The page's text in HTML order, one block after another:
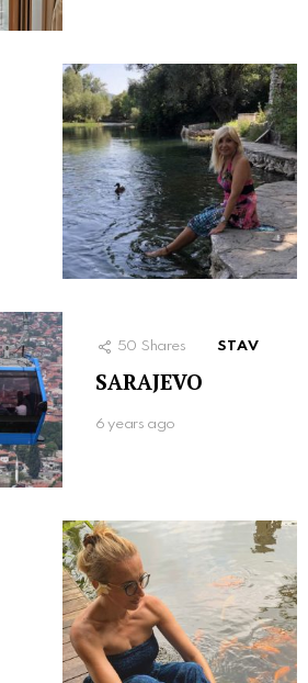
50 Shares STAV
SARAJEVO
6 years ago